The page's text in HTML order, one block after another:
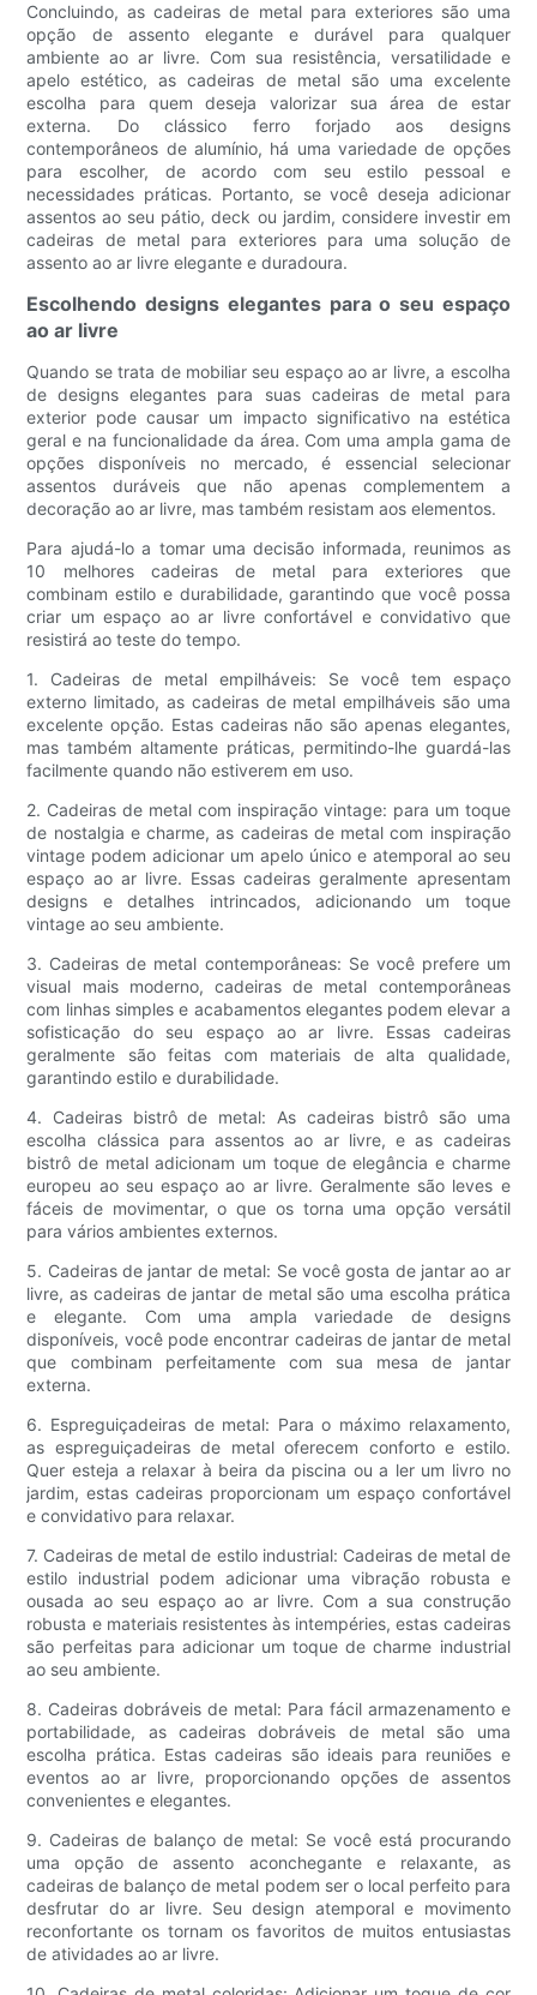
Concluindo, as cadeiras de metal para exteriores são uma
opção de assento elegante e durável para qualquer
ambiente ao ar livre. Com sua resistência, versatilidade e
apelo estético, as cadeiras de metal são uma excelente
escolha para quem deseja valorizar sua área de estar
externa. Do clássico ferro forjado aos designs
contemporâneos de alumínio, há uma variedade de opções
para escolher, de acordo com seu estilo pessoal e
necessidades práticas. Portanto, se você deseja adicionar
assentos ao seu pátio, deck ou jardim, considere investir em
cadeiras de metal para exteriores para uma solução de
assento ao ar livre elegante e duradoura.
Escolhendo designs elegantes para o seu espaço
ao ar livre
Quando se trata de mobiliar seu espaço ao ar livre, a escolha
de designs elegantes para suas cadeiras de metal para
exterior pode causar um impacto significativo na estética
geral e na funcionalidade da área. Com uma ampla gama de
opções disponíveis no mercado, é essencial selecionar
assentos duráveis ​​que não apenas complementem a
decoração ao ar livre, mas também resistam aos elementos.
Para ajudá-lo a tomar uma decisão informada, reunimos as
10 melhores cadeiras de metal para exteriores que
combinam estilo e durabilidade, garantindo que você possa
criar um espaço ao ar livre confortável e convidativo que
resistirá ao teste do tempo.
1. Cadeiras de metal empilháveis: Se você tem espaço
externo limitado, as cadeiras de metal empilháveis ​​são uma
excelente opção. Estas cadeiras não são apenas elegantes,
mas também altamente práticas, permitindo-lhe guardá-las
facilmente quando não estiverem em uso.
2. Cadeiras de metal com inspiração vintage: para um toque
de nostalgia e charme, as cadeiras de metal com inspiração
vintage podem adicionar um apelo único e atemporal ao seu
espaço ao ar livre. Essas cadeiras geralmente apresentam
designs e detalhes intrincados, adicionando um toque
vintage ao seu ambiente.
3. Cadeiras de metal contemporâneas: Se você prefere um
visual mais moderno, cadeiras de metal contemporâneas
com linhas simples e acabamentos elegantes podem elevar a
sofisticação do seu espaço ao ar livre. Essas cadeiras
geralmente são feitas com materiais de alta qualidade,
garantindo estilo e durabilidade.
4. Cadeiras bistrô de metal: As cadeiras bistrô são uma
escolha clássica para assentos ao ar livre, e as cadeiras
bistrô de metal adicionam um toque de elegância e charme
europeu ao seu espaço ao ar livre. Geralmente são leves e
fáceis de movimentar, o que os torna uma opção versátil
para vários ambientes externos.
5. Cadeiras de jantar de metal: Se você gosta de jantar ao ar
livre, as cadeiras de jantar de metal são uma escolha prática
e elegante. Com uma ampla variedade de designs
disponíveis, você pode encontrar cadeiras de jantar de metal
que combinam perfeitamente com sua mesa de jantar
externa.
6. Espreguiçadeiras de metal: Para o máximo relaxamento,
as espreguiçadeiras de metal oferecem conforto e estilo.
Quer esteja a relaxar à beira da piscina ou a ler um livro no
jardim, estas cadeiras proporcionam um espaço confortável
e convidativo para relaxar.
7. Cadeiras de metal de estilo industrial: Cadeiras de metal de
estilo industrial podem adicionar uma vibração robusta e
ousada ao seu espaço ao ar livre. Com a sua construção
robusta e materiais resistentes às intempéries, estas cadeiras
são perfeitas para adicionar um toque de charme industrial
ao seu ambiente.
8. Cadeiras dobráveis ​​de metal: Para fácil armazenamento e
portabilidade, as cadeiras dobráveis ​​de metal são uma
escolha prática. Estas cadeiras são ideais para reuniões e
eventos ao ar livre, proporcionando opções de assentos
convenientes e elegantes.
9. Cadeiras de balanço de metal: Se você está procurando
uma opção de assento aconchegante e relaxante, as
cadeiras de balanço de metal podem ser o local perfeito para
desfrutar do ar livre. Seu design atemporal e movimento
reconfortante os tornam os favoritos de muitos entusiastas
de atividades ao ar livre.